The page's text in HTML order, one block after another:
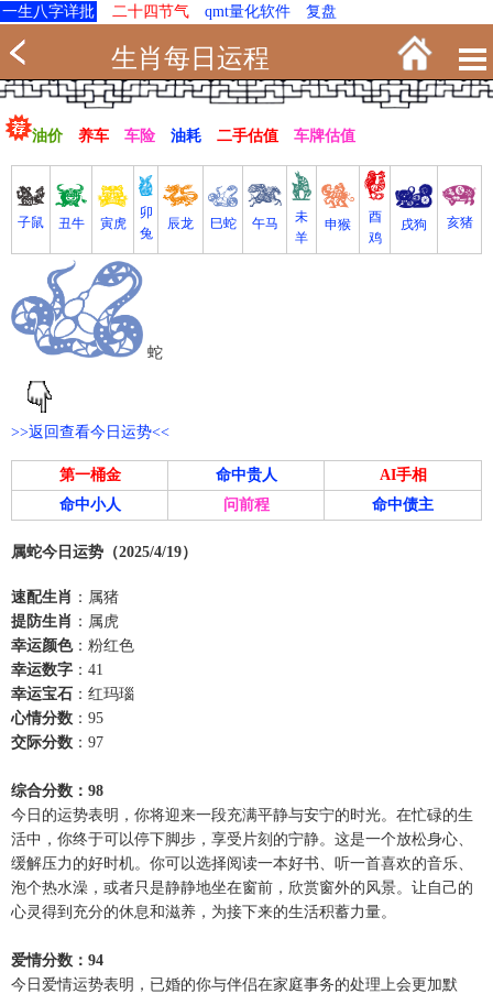
一生八字详批 二十四节气 qmt量化软件 复盘
生肖每日运程
油价 养车 车险 油耗 二手估值 车牌估值
子鼠 丑牛 寅虎
卯
兔
辰龙 巳蛇 午马
未
羊
申猴
酉
鸡
戌狗 亥猪
蛇
>>返回查看今日运势<<
第一桶金 命中贵人
AI手相
命中小人
问前程 命中债主
属蛇今日运势（2025/4/19）
速配生肖 ：属猪
提防生肖 ：属虎
幸运颜色：粉红色
幸运数字 ：41
幸运宝石 ：红玛瑙
心情分数 ：95
交际分数 ：97
综合分数：98
今日的运势表明，你将迎来一段充满平静与安宁的时光。在忙碌的生
活中，你终于可以停下脚步，享受片刻的宁静。这是一个放松身心、
缓解压力的好时机。你可以选择阅读一本好书、听一首喜欢的音乐、
泡个热水澡，或者只是静静地坐在窗前，欣赏窗外的风景。让自己的
心灵得到充分的休息和滋养，为接下来的生活积蓄力量。
爱情分数：94
今日爱情运势表明，已婚的你与伴侣在家庭事务的处理上会更加默